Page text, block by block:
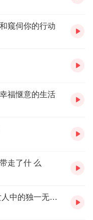
窥伺你的行动
福惬意的生活
走了什 么
09 我要使自己成为 你所钟情过的女人中的独一无二的一个